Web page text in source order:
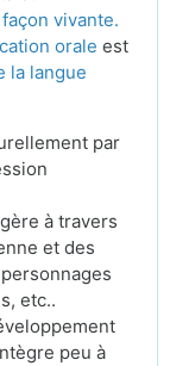
vivante.
orale est
la langue
par
à travers
et des
etc..
peu à